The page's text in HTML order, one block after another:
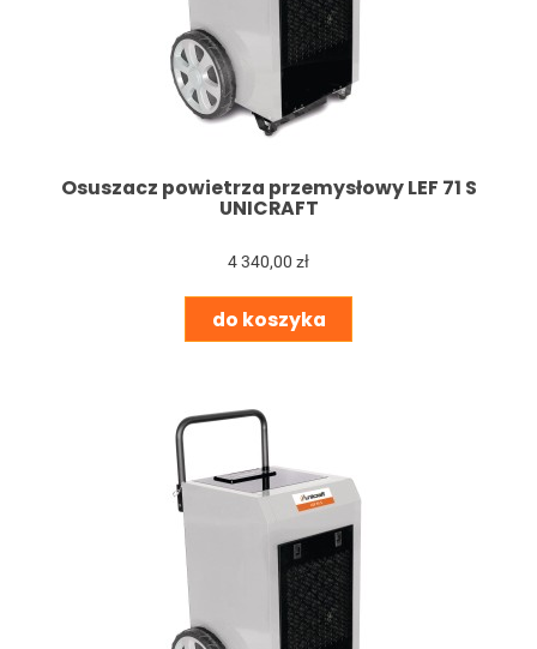
Osuszacz powietrza przemysłowy LEF 71 S
UNICRAFT
4 340,00 zł
do koszyka